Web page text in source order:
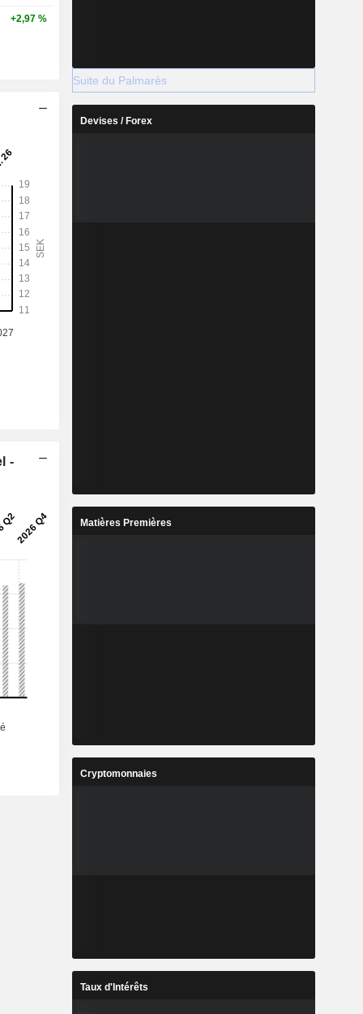
+2,97 %
-
Suite du Palmarès
Devises / Forex
Matières Premières
Cryptomonnaies
Taux d'Intérêts